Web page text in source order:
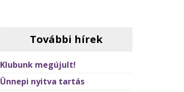
További hírek
Klubunk megújult!
Ünnepi nyitva tartás